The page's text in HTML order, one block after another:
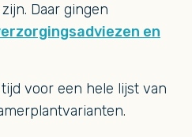
Daar gingen
en
voor een hele lijst van